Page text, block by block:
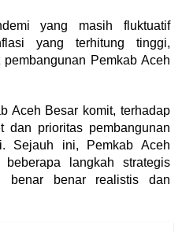
yang masih fluktuatif
yang terhitung tinggi,
Pemkab Aceh
Aceh Besar komit, terhadap
dan prioritas pembangunan
Sejauh ini, Pemkab Aceh
langkah strategis
benar benar realistis dan